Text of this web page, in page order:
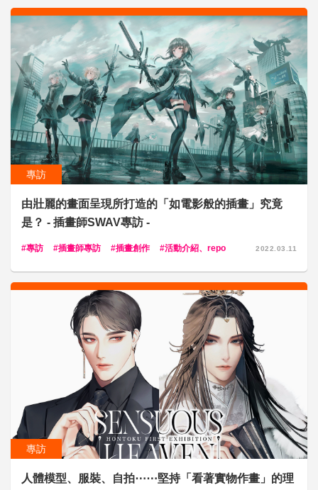
專訪
由壯麗的畫面呈現所打造的「如電影般的插畫」究竟
是？ - 插畫師SWAV專訪 -
專訪 插畫師專訪 插畫創作 活動介紹、repo 2022.03.11
專訪
人體模型、服裝、自拍⋯⋯堅持「看著實物作畫」的理